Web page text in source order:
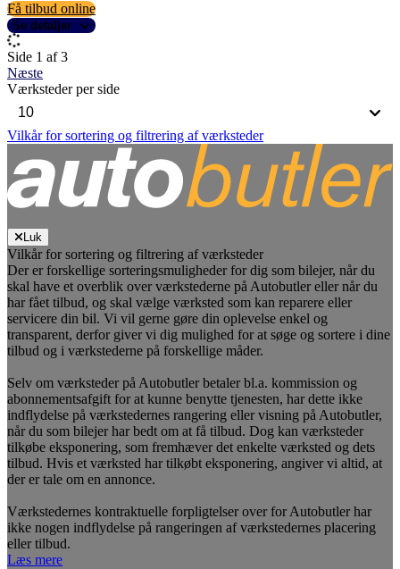
Få tilbud online
Se detaljer
Side 1 af 3
Næste
Værksteder per side
Vilkår for sortering og filtrering af værksteder
Luk
Vilkår for sortering og filtrering af værksteder
Der er forskellige sorteringsmuligheder for dig som bilejer, når du
skal have et overblik over værkstederne på Autobutler eller når du
har fået tilbud, og skal vælge værksted som kan reparere eller
servicere din bil. Vi vil gerne gøre din oplevelse enkel og
transparent, derfor giver vi dig mulighed for at søge og sortere i dine
tilbud og i værkstederne på forskellige måder.
Selv om værksteder på Autobutler betaler bl.a. kommission og
abonnementsafgift for at kunne benytte tjenesten, har dette ikke
indflydelse på værkstedernes rangering eller visning på Autobutler,
når du som bilejer har bedt om at få tilbud. Dog kan værksteder
tilkøbe eksponering, som fremhæver det enkelte værksted og dets
tilbud. Hvis et værksted har tilkøbt eksponering, angiver vi altid, at
der er tale om en annonce.
Værkstedernes kontraktuelle forpligtelser over for Autobutler har
ikke nogen indflydelse på rangeringen af værkstedernes placering
eller tilbud.
Læs mere